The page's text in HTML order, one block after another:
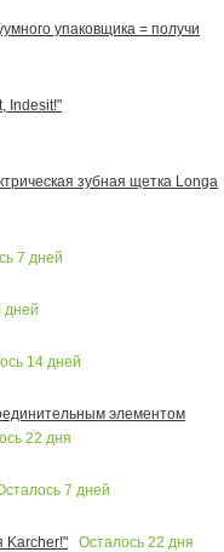
упаковщика = получи
Indesit!"
зубная щетка Longa
7 дней
дней
14 дней
элементом
22 дня
7 дней
Karcher!"
Осталось 22 дня